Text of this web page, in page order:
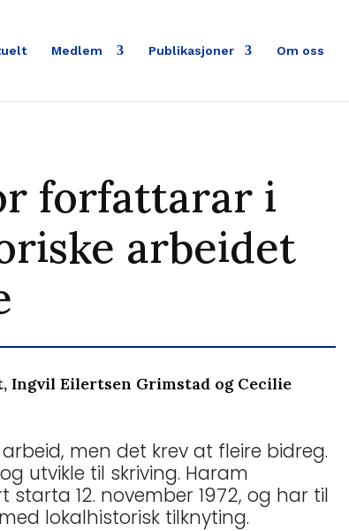
Medlem Publikasjoner Om oss
forfattarar i
arbeidet
Ingvil Eilertsen Grimstad og Cecilie
men det krev at fleire bidreg.
utvikle til skriving. Haram
starta 12. november 1972, og har til
lokalhistorisk tilknyting.